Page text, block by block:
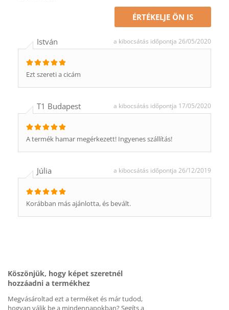
ÉRTÉKELJE ÖN IS
István a kibocsátás időpontja 26/05/2020
Ezt szereti a cicám
T1 Budapest a kibocsátás időpontja 17/05/2020
A termék hamar megérkezett! Ingyenes szállítás!
Júlia a kibocsátás időpontja 26/12/2019
Korábban más ajánlotta, és bevált.
Köszönjük, hogy képet szeretnél
hozzáadni a termékhez
Megvásároltad ezt a terméket és már tudod,
hogyan válik be a mindennapokban? Segíts a